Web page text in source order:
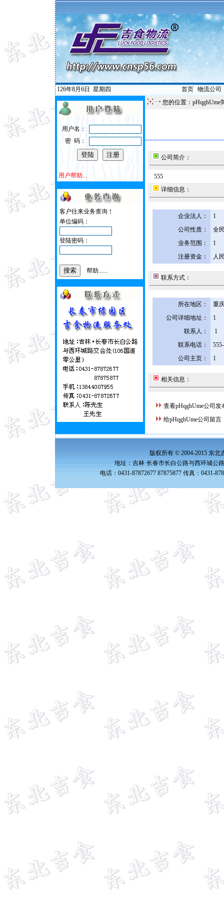
126年8月6日 星期四 首页| 物流公司
用户名：
密 码：
用户帮助...
客户往来业务查询！
单位编码：
登陆密码：
帮助......
您的位置：pHqghUme
公司简介：
555
详细信息：
企业法人：
1
公司性质：
全
业务范围：
1
注册资金：
人
联系方式：
所在地区：
重
公司详细地址：
1
联系人：
1
联系电话：
公司主页：
1
相关信息：
查看pHqghUme公司发
给pHqghUme公司留言
版权所有 © 2004-2015 东北
地址：吉林·长春市长白公路与西环城公
电话：0431-87872677 87875877 传真：0431-